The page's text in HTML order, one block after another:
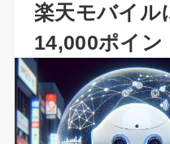
楽天モバイル
14,000ポイン